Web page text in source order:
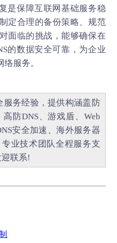
是保障互联网基础服务稳
定合理的备份策略、规范
面临的挑战，能够确保在
的数据安全可靠，为企业
络服务。
服务经验，提供构涵盖 防
高防DNS、游戏盾、 Web
安全加速 、海外服务器
业技术团队全程服务支
联系!